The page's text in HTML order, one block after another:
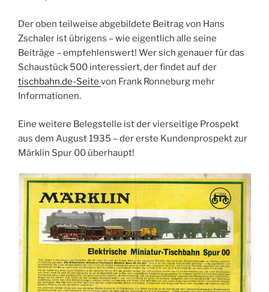
Der oben teilweise abgebildete Beitrag von Hans
Zschaler ist übrigens – wie eigentlich alle seine
Beiträge – empfehlenswert! Wer sich genauer für das
Schaustück 500 interessiert, der findet auf der
tischbahn.de-Seite von Frank Ronneburg mehr
Informationen.
Eine weitere Belegstelle ist der vierseitige Prospekt
aus dem August 1935 – der erste Kundenprospekt zur
Märklin Spur 00 überhaupt!